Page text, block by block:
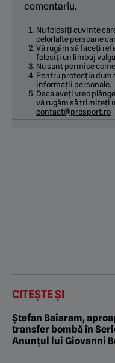
comentariu.
Nu folosiți cuvinte
celorlalte persoane
Vă rugăm să faceți
folosiți un limbaj
Nu sunt permise
Pentru protecția
informații personale.
Daca aveți vreo
vă rugăm să trimiteți
contact@prosport.ro
CITEȘTE ȘI
Ștefan Baiaram,
transfer bombă în
Anunțul lui Giovanni